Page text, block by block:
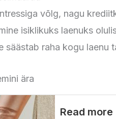
võlg, nagu
isiklikuks laenuks
säästab raha kogu laenu
ära
Read more